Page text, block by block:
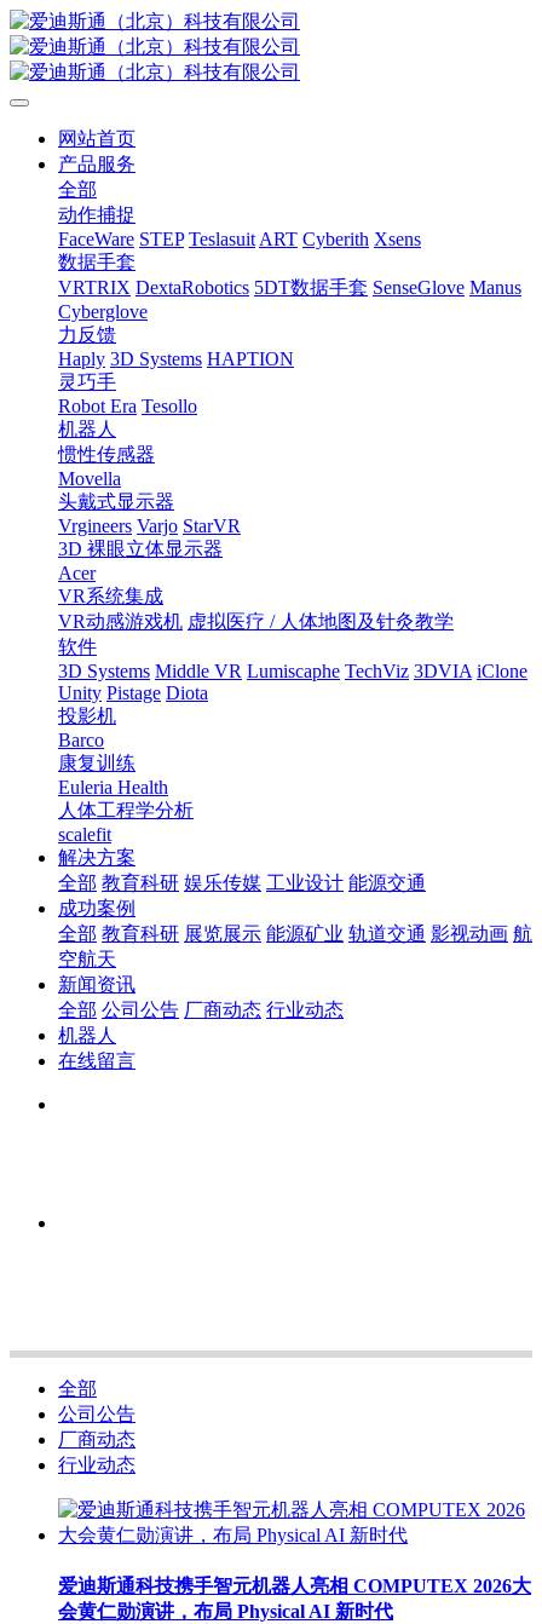
网站首页
产品服务
全部
动作捕捉
FaceWare STEP Teslasuit ART Cyberith Xsens
数据手套
VRTRIX DextaRobotics 5DT数据手套 SenseGlove Manus
Cyberglove
力反馈
Haply 3D Systems HAPTION
灵巧手
Robot Era Tesollo
机器人
惯性传感器
Movella
头戴式显示器
Vrgineers Varjo StarVR
3D 裸眼立体显示器
Acer
VR系统集成
VR动感游戏机 虚拟医疗 / 人体地图及针灸教学
软件
3D Systems Middle VR Lumiscaphe TechViz 3DVIA iClone
Unity Pistage Diota
投影机
Barco
康复训练
Euleria Health
人体工程学分析
scalefit
解决方案
全部 教育科研 娱乐传媒 工业设计 能源交通
成功案例
全部 教育科研 展览展示 能源矿业 轨道交通 影视动画 航
空航天
新闻资讯
全部 公司公告 厂商动态 行业动态
机器人
在线留言
全部
公司公告
厂商动态
行业动态
爱迪斯通科技携手智元机器人亮相 COMPUTEX 2026大
会黄仁勋演讲，布局 Physical AI 新时代